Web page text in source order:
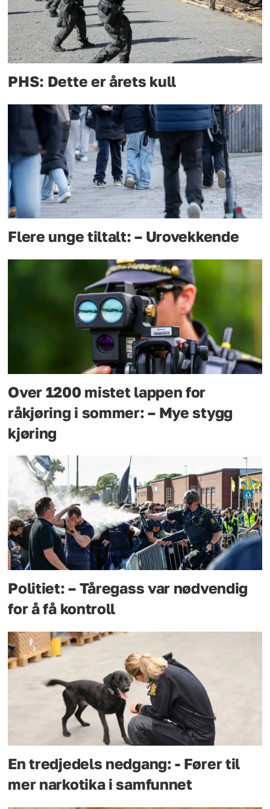
PHS: Dette er årets kull
Flere unge tiltalt: – Urovekkende
Over 1200 mistet lappen for
råkjøring i sommer: – Mye stygg
kjøring
Politiet: – Tåregass var nødvendig
for å få kontroll
En tredjedels nedgang: - Fører til
mer narkotika i samfunnet